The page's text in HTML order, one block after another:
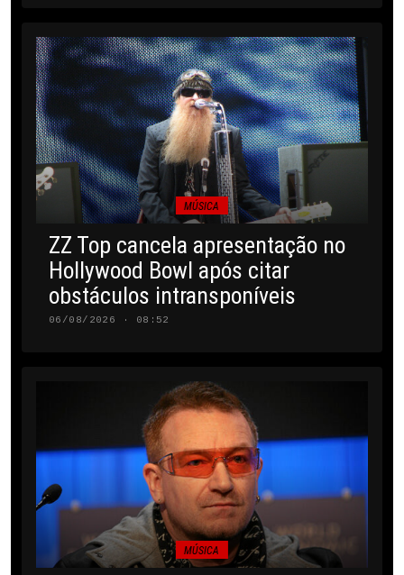
MÚSICA
ZZ Top cancela apresentação no
Hollywood Bowl após citar
obstáculos intransponíveis
06/08/2026 · 08:52
MÚSICA